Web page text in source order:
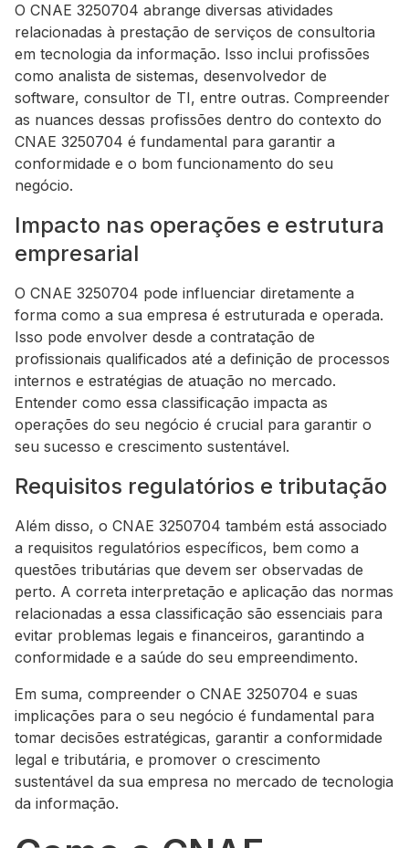
O CNAE 3250704 abrange diversas atividades
relacionadas à prestação de serviços de consultoria
em tecnologia da informação. Isso inclui profissões
como analista de sistemas, desenvolvedor de
software, consultor de TI, entre outras. Compreender
as nuances dessas profissões dentro do contexto do
CNAE 3250704 é fundamental para garantir a
conformidade e o bom funcionamento do seu
negócio.
Impacto nas operações e estrutura
empresarial
O CNAE 3250704 pode influenciar diretamente a
forma como a sua empresa é estruturada e operada.
Isso pode envolver desde a contratação de
profissionais qualificados até a definição de processos
internos e estratégias de atuação no mercado.
Entender como essa classificação impacta as
operações do seu negócio é crucial para garantir o
seu sucesso e crescimento sustentável.
Requisitos regulatórios e tributação
Além disso, o CNAE 3250704 também está associado
a requisitos regulatórios específicos, bem como a
questões tributárias que devem ser observadas de
perto. A correta interpretação e aplicação das normas
relacionadas a essa classificação são essenciais para
evitar problemas legais e financeiros, garantindo a
conformidade e a saúde do seu empreendimento.
Em suma, compreender o CNAE 3250704 e suas
implicações para o seu negócio é fundamental para
tomar decisões estratégicas, garantir a conformidade
legal e tributária, e promover o crescimento
sustentável da sua empresa no mercado de tecnologia
da informação.